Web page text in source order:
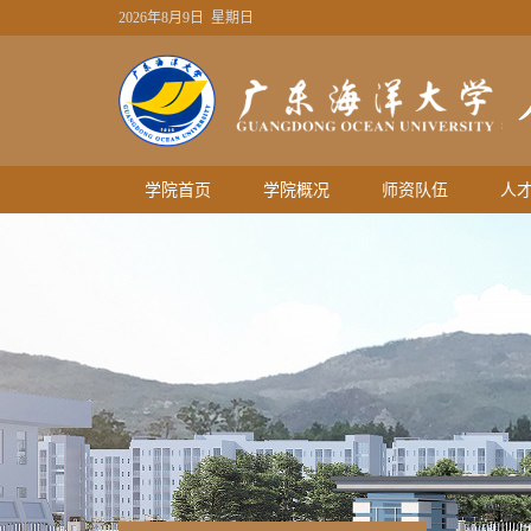
2026年8月9日 星期日
学院首页 学院概况 师资队伍 人